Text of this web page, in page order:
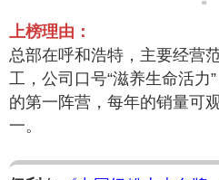
上榜理由：
总部在呼和浩特，主要经营
工，公司口号“滋养生命活力
的第一阵营，每年的销量可
一。